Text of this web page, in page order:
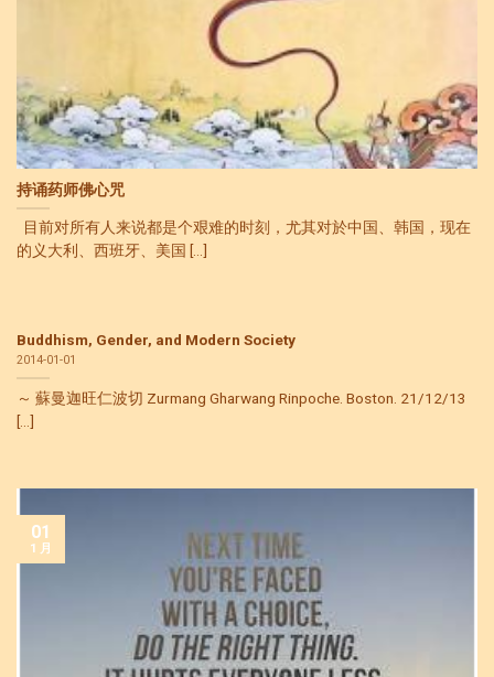
持诵药师佛心咒
目前对所有人来说都是个艰难的时刻，尤其对於中国、韩国，现在
的义大利、西班牙、美国 [...]
Buddhism, Gender, and Modern Society
2014-01-01
～ 蘇曼迦旺仁波切 Zurmang Gharwang Rinpoche. Boston. 21/12/13
[...]
01
1 月